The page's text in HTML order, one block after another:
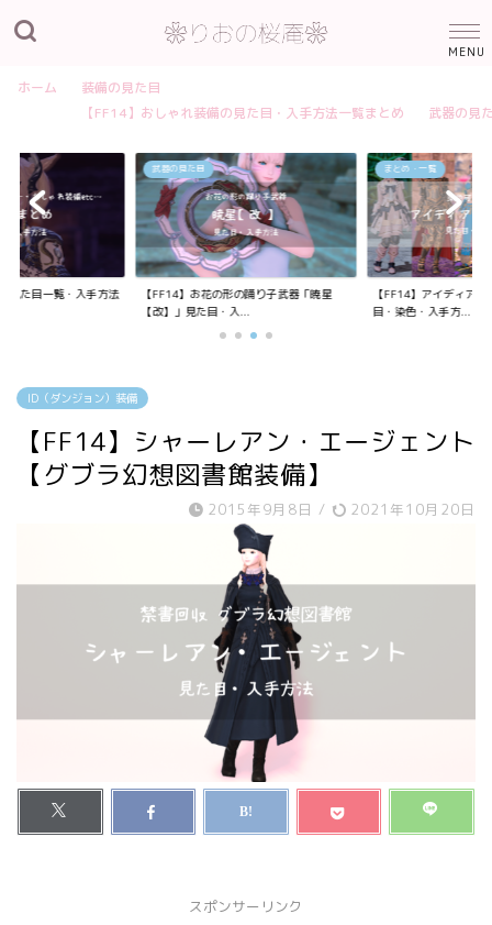
ホーム
装備の見た目
【FF14】おしゃれ装備の見た目・入手方法一覧まとめ
武器の見
見た目一覧・入手方法
武器の見た目
【FF14】お花の形の踊り子武器「暁星
【改】」見た目・入...
まとめ・一覧
【FF14】アイディア
目・染色・入手方...
ID（ダンジョン）装備
【FF14】シャーレアン・エージェント
【グブラ幻想図書館装備】
2015年9月8日 / 2021年10月20日
スポンサーリンク